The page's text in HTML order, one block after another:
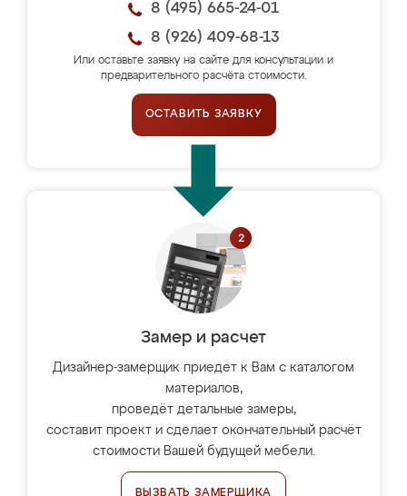
8 (495) 665-24-01
8 (926) 409-68-13
Или оставьте заявку на сайте для консультации и
предварительного расчёта стоимости.
ОСТАВИТЬ ЗАЯВКУ
Замер и расчет
Дизайнер-замерщик приедет к Вам с каталогом
материалов,
проведёт детальные замеры,
составит проект и сделает окончательный расчёт
стоимости Вашей будущей мебели.
ВЫЗВАТЬ ЗАМЕРЩИКА